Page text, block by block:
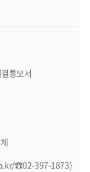
통보서
☎02-397-1873)